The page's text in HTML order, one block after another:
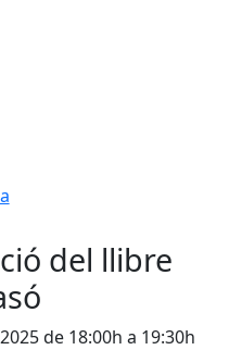
del llibre
de 18:00h a 19:30h